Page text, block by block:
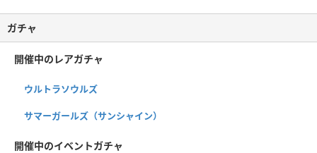
ガチャ
開催中のレアガチャ
ウルトラソウルズ
サマーガールズ（サンシャイン）
開催中のイベントガチャ